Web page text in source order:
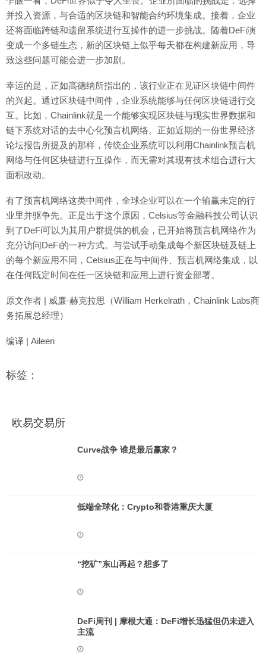
并投入资源，与合适的区块链和智能合约环境集成。接着，企业
还将面临跨链和遗留系统进行互操作的进一步挑战。随着DeFi演
变成一个多链生态，新的区块链上似乎每天都在构建新应用，导
致这些问题可能会进一步加剧。
幸运的是，正如高德纳所指出的，该行业正在见证区块链中间件
的兴起。通过区块链中间件，企业系统能够与任何区块链进行交
互。比如，Chainlink就是一个能够实现区块链与现实世界数据和
链下系统对话的去中心化预言机网络。正如近期的一份世界经济
论坛报告所提及的那样，传统企业系统可以利用Chainlink预言机
网络与任何区块链进行互操作，而无需对其现有技术组合进行大
面积改动。
有了预言机网络这类中间件，全球企业可以在一个输赢未定的行
业里并驱争先。正是出于这个原因，Celsius等金融科技公司认识
到了DeFi可以为其用户群提供的机会，已开始将预言机网络作为
充分访问DeFi的一种方式。与尝试手动集成每个新区块链及链上
的每个新应用不同，Celsius正在与中间件、预言机网络集成，以
在任何既定时间在任一区块链和应用上进行资金部署。
原文作者 | 威廉·赫克拉思（William Herkelrath，Chainlink Labs商
务拓展总经理）
编译 | Aileen
标签：
欧易交易所
Curve战争 谁是最后赢家？
低端全球化：Crypto和香港重庆大厦
“挖矿”东山再起？想多了
DeFi周刊 | 摩根大通：DeFi增长迅猛但仍未进入
主流